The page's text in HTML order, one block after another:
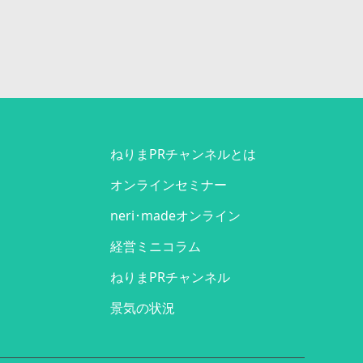
ねりまPRチャンネルとは
オンラインセミナー
neri･madeオンライン
経営ミニコラム
ねりまPRチャンネル
景気の状況